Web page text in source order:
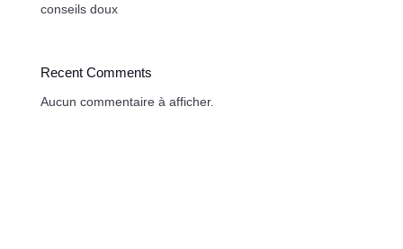
conseils doux
Recent Comments
Aucun commentaire à afficher.